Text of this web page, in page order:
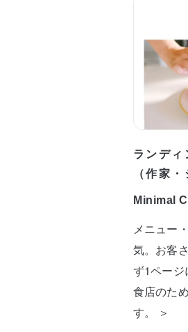
ランディ
（作家
Minimal
メニュー
気。お客
ず1ページ
食店のた
す。 ＞